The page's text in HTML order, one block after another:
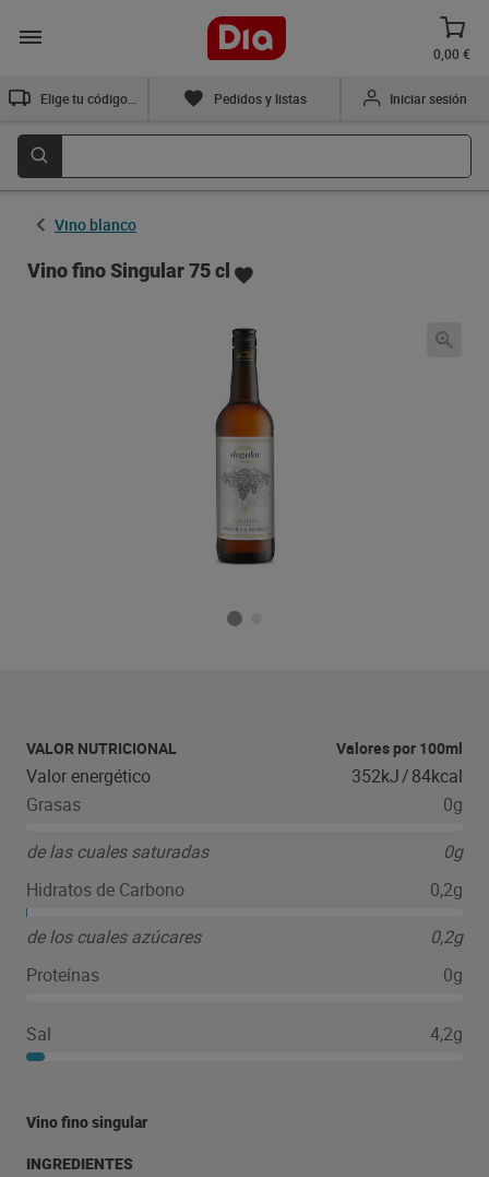
0,00 €
Pedidos y listas Iniciar sesión
Vino blanco
Vino fino Singular 75 cl
VALOR NUTRICIONAL Valores por 100ml
Valor energético 352kJ/84kcal
Grasas
0g
de las cuales saturadas
0g
Hidratos de Carbono
0,2g
de los cuales azúcares
0,2g
Proteínas
0g
Sal 4,2g
Vino fino singular
INGREDIENTES